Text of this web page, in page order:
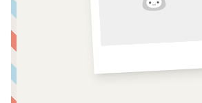
FAQ ผู้บริจาค
ติดต่อเรา